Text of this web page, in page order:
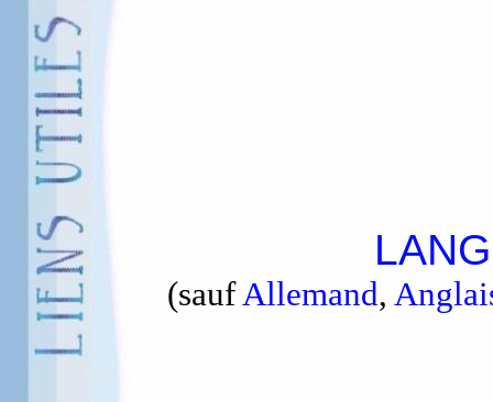
(saufAllemand,